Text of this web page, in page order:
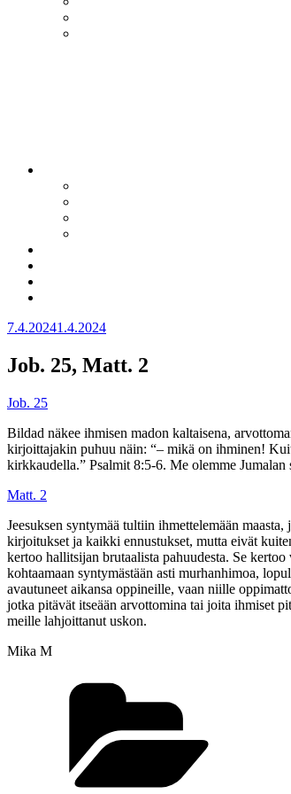
Julkaistu
7.4.20241.4.2024
Job. 25, Matt. 2
Job. 25
Bildad näkee ihmisen madon kaltaisena,
kirjoittajakin puhuu näin: “– mikä on ihminen!
kirkkaudella.” Psalmit‬ ‭8:5-6‬. Me olemme
Matt. 2
Jeesuksen syntymää tultiin ihmettelemään
kirjoitukset ja kaikki ennustukset, mutta eivät
kertoo hallitsijan brutaalista pahuudesta. Se
kohtaamaan syntymästään asti murhanhimoa,
avautuneet aikansa oppineille, vaan niille
jotka pitävät itseään arvottomina tai joita ihmiset
meille lahjoittanut uskon.
Mika M